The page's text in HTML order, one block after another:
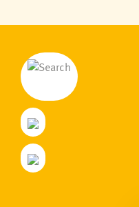
Personen aus
Zahlen & Daten
Geschichte